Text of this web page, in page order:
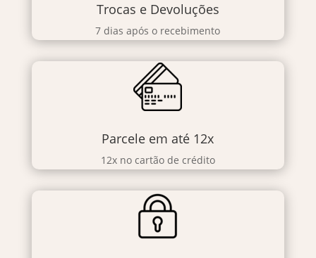
Trocas e Devoluções
7 dias após o recebimento
Parcele em até 12x
12x no cartão de crédito